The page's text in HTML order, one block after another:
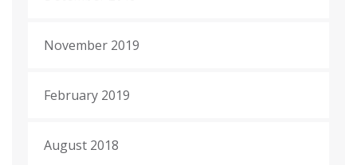
November 2019
February 2019
August 2018